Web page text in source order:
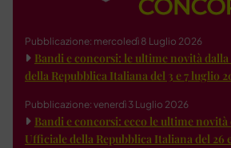
Pubblicazione: mercoledì 8 Luglio 2026
Bandi e concorsi: le ultime novità
della Repubblica Italiana del 3 e 7 luglio
Pubblicazione: venerdì 3 Luglio 2026
Bandi e concorsi: ecco le ultime novità
Ufficiale della Repubblica Italiana del 26